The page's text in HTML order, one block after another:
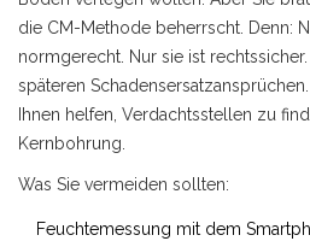
die CM-Methode beherrscht. Denn:
normgerecht. Nur sie ist
späteren
Ihnen helfen, Verdachtsstellen zu
Kernbohrung.
Was Sie vermeiden sollten:
Feuchtemessung mit dem